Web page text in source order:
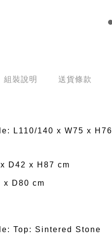
組裝說明 送貨條款
L110/140 x W75 x H76
D42 x H87 cm
x D80 cm
Top: Sintered Stone